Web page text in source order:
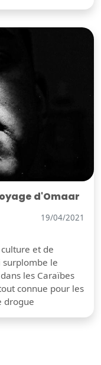
d'Omaar
19/04/2021
et de
le
les Caraïbes
connue pour les
drogue